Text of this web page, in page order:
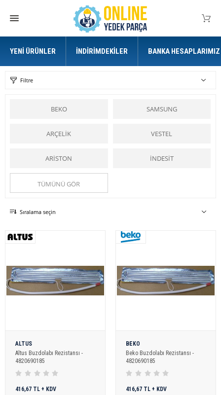
YENI ÜRÜNLER İNDIRIMDEKILER BANKA HESAPLARIMIZ
Filtre
BEKO SAMSUNG
ARÇELİK VESTEL
ARİSTON İNDESİT
TÜMÜNÜ GÖR
Sıralama seçin
ALTUS
Altus Buzdolabı Rezistansı -
4820690185
416,67 TL + KDV
BEKO
Beko Buzdolabı Rezistansı -
4820690185
416,67 TL + KDV